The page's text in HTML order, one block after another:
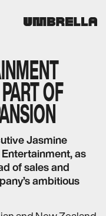
OF
Jasmine
as
of sales and
ambitious